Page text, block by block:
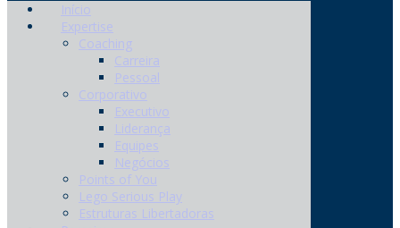
Início
Expertise
Coaching
Carreira
Pessoal
Corporativo
Executivo
Liderança
Equipes
Negócios
Points of You
Lego Serious Play
Estruturas Libertadoras